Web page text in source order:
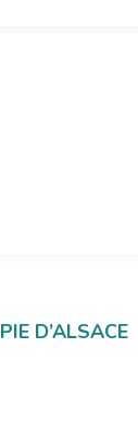
D’ALSACE